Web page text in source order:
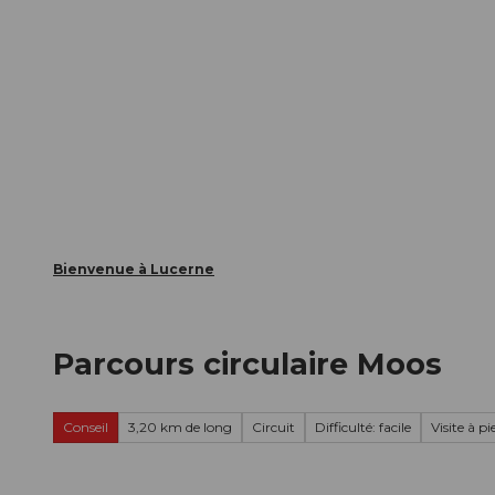
Bienvenue à Lucerne
Parcours circulaire Moos
Conseil 3,20 km de long Circuit Difficulté: facile Visite à